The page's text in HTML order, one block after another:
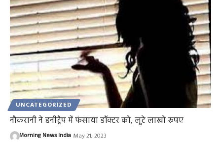
UNCATEGORIZED
नौकरानी ने हनीट्रैप में फंसाया डॉक्टर को, लूटे लाखों रूपए
Morning News India May 21, 2023